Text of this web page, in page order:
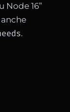
Node 16”
.